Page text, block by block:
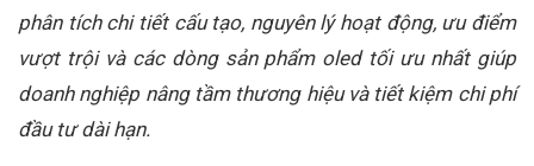
phân tích chi tiết cấu tạo, nguyên lý hoạt động, ưu điểm
vượt trội và các dòng sản phẩm oled tối ưu nhất giúp
doanh nghiệp nâng tầm thương hiệu và tiết kiệm chi phí
đầu tư dài hạn.